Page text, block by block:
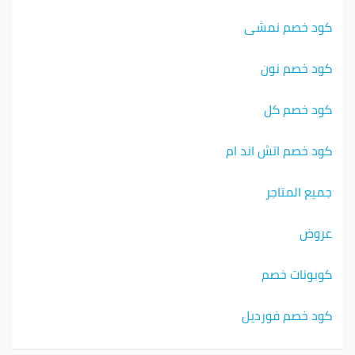
كود خصم نمشي
كود خصم نون
كود خصم كل
كود خصم اتش اند ام
جميع المتاجر
عروض
كوبونات خصم
كود خصم فورديل